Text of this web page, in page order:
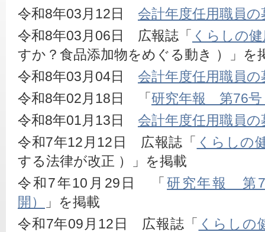
令和8年03月12日 会計年度任用職員の
令和8年03月06日　広報誌「 くらしの
すか？食品添加物をめぐる動き ）」を
令和8年03月04日 会計年度任用職員の
令和8年02月18日　「研究年報　第76
令和8年01月13日 会計年度任用職員の
令和7年12月12日　広報誌「 くらしの
する法律が改正 ）」を掲載
令和7年10月29日　「研究年報　第
開）
」を掲載
令和7年09月12日　広報誌「 くらしの